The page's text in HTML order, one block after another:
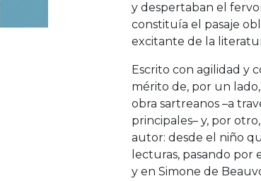
y despertaban el
constituía el pasaje
excitante de la
Escrito con agilidad y
mérito de, por un
obra sartreanos –a
principales– y, por
autor: desde el niño
lecturas, pasando
y en Simone de